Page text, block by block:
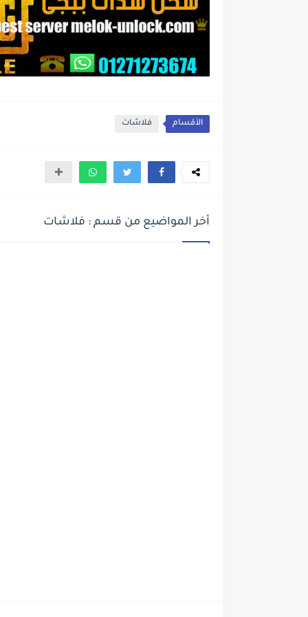
الأقسام فلاشات
أخر المواضيع من قسم : فلاشات